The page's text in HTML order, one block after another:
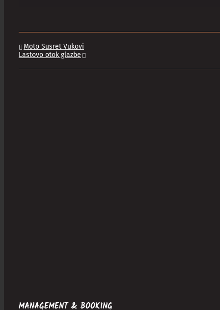
Moto Susret Vukovi
Lastovo otok glazbe
MANAGEMENT & BOOKING